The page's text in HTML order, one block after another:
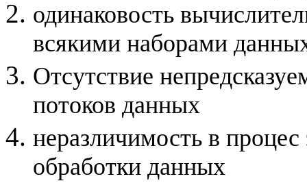
одинаковость
всякими наборами
Отсутствие
потоков данных
неразличимость в
обработки данных